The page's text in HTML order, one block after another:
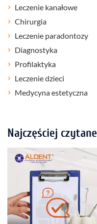
Leczenie kanałowe
Chirurgia
Leczenie paradontozy
Diagnostyka
Profilaktyka
Leczenie dzieci
Medycyna estetyczna
Najczęściej czytane